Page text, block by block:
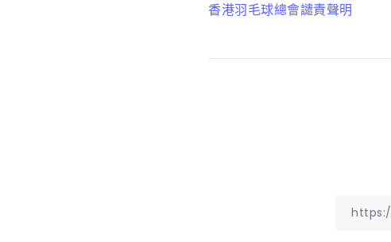
香港羽毛球總會譴責聲明